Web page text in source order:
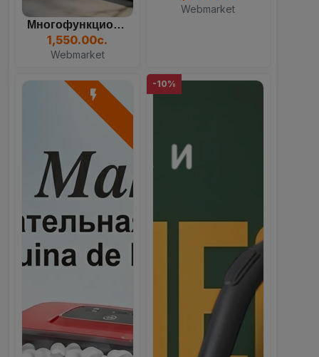
Многофункциональный Кулер...
1,550.00с.
Webmarket
Webmarket
-10%